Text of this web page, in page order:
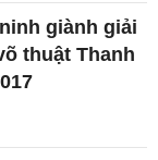
giành giải
thuật Thanh